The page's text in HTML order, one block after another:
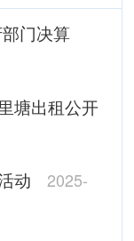
门决算
塘出租公开
动
2025-